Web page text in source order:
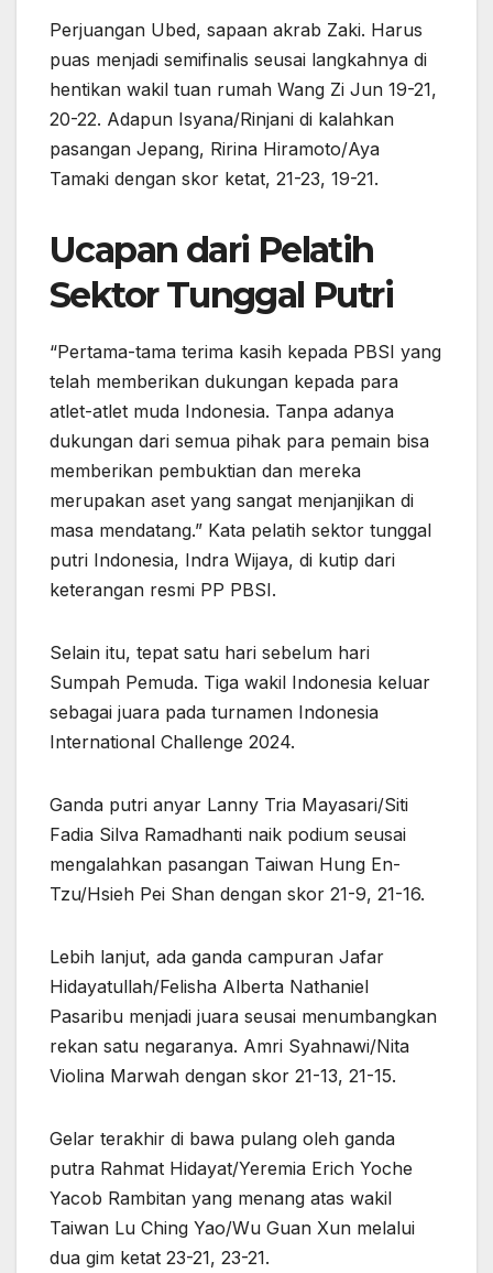
Perjuangan Ubed, sapaan akrab Zaki. Harus
puas menjadi semifinalis seusai langkahnya di
hentikan wakil tuan rumah Wang Zi Jun 19-21,
20-22. Adapun Isyana/Rinjani di kalahkan
pasangan Jepang, Ririna Hiramoto/Aya
Tamaki dengan skor ketat, 21-23, 19-21.
Ucapan dari Pelatih
Sektor Tunggal Putri
“Pertama-tama terima kasih kepada PBSI yang
telah memberikan dukungan kepada para
atlet-atlet muda Indonesia. Tanpa adanya
dukungan dari semua pihak para pemain bisa
memberikan pembuktian dan mereka
merupakan aset yang sangat menjanjikan di
masa mendatang.” Kata pelatih sektor tunggal
putri Indonesia, Indra Wijaya, di kutip dari
keterangan resmi PP PBSI.
Selain itu, tepat satu hari sebelum hari
Sumpah Pemuda. Tiga wakil Indonesia keluar
sebagai juara pada turnamen Indonesia
International Challenge 2024.
Ganda putri anyar Lanny Tria Mayasari/Siti
Fadia Silva Ramadhanti naik podium seusai
mengalahkan pasangan Taiwan Hung En-
Tzu/Hsieh Pei Shan dengan skor 21-9, 21-16.
Lebih lanjut, ada ganda campuran Jafar
Hidayatullah/Felisha Alberta Nathaniel
Pasaribu menjadi juara seusai menumbangkan
rekan satu negaranya. Amri Syahnawi/Nita
Violina Marwah dengan skor 21-13, 21-15.
Gelar terakhir di bawa pulang oleh ganda
putra Rahmat Hidayat/Yeremia Erich Yoche
Yacob Rambitan yang menang atas wakil
Taiwan Lu Ching Yao/Wu Guan Xun melalui
dua gim ketat 23-21, 23-21.